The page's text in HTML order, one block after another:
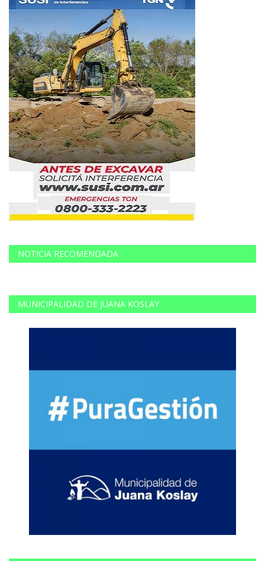
NOTICIA RECOMENDADA
MUNICIPALIDAD DE JUANA KOSLAY